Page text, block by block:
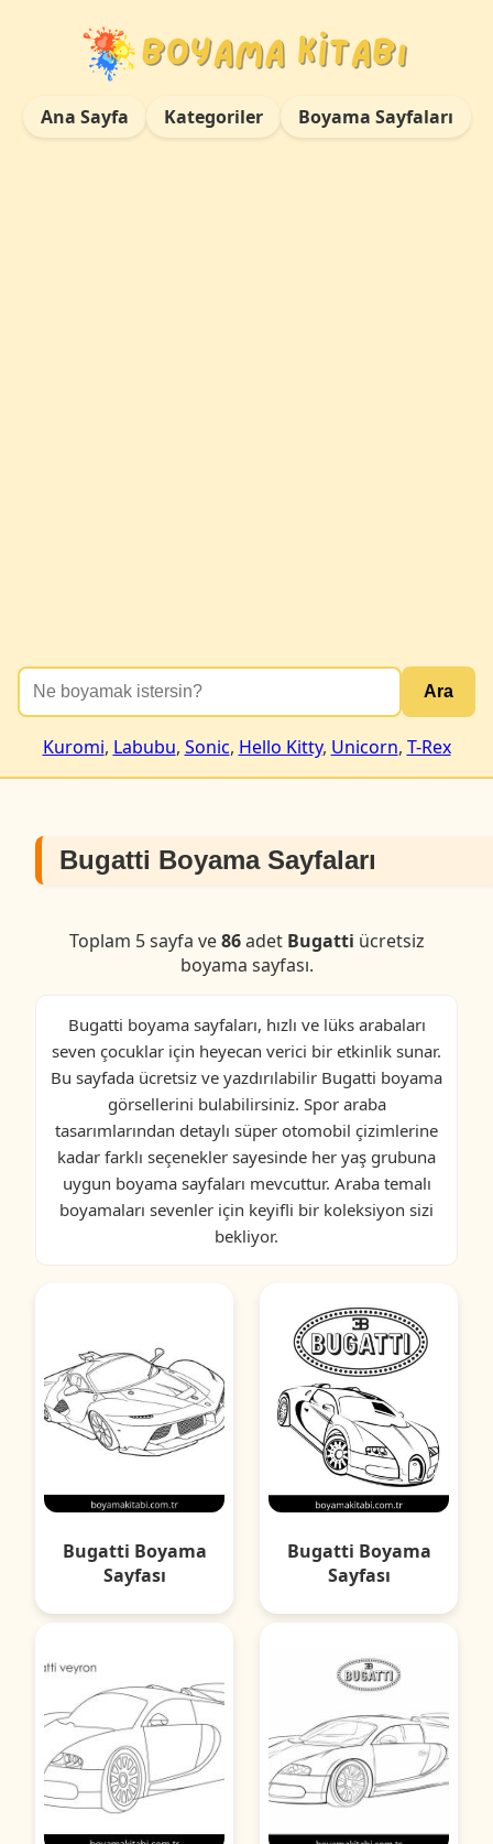
Ana Sayfa Kategoriler Boyama Sayfaları
Ara
Kuromi, Labubu, Sonic, Hello Kitty, Unicorn, T-Rex
Bugatti Boyama Sayfaları
Toplam 5 sayfa ve86adet Bugatti ücretsiz
boyama sayfası.
Bugatti boyama sayfaları, hızlı ve lüks arabaları
seven çocuklar için heyecan verici bir etkinlik sunar.
Bu sayfada ücretsiz ve yazdırılabilir Bugatti boyama
görsellerini bulabilirsiniz. Spor araba
tasarımlarından detaylı süper otomobil çizimlerine
kadar farklı seçenekler sayesinde her yaş grubuna
uygun boyama sayfaları mevcuttur. Araba temalı
boyamaları sevenler için keyifli bir koleksiyon sizi
bekliyor.
Bugatti Boyama
Sayfası
Bugatti Boyama
Sayfası